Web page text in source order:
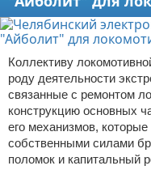
Коллективу
роду деятельности
связанные с ремонтом
конструкцию основных
его механизмов,
собственными силами
поломок и капитальный